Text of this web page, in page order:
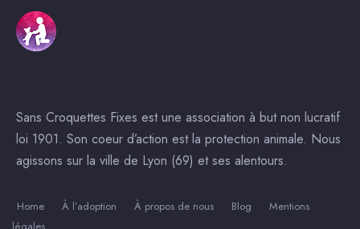
Sans Croquettes Fixes est une association à but non lucratif
loi 1901. Son coeur d’action est la protection animale. Nous
agissons sur la ville de Lyon (69) et ses alentours.
Home À l’adoption À propos de nous Blog
Mentions